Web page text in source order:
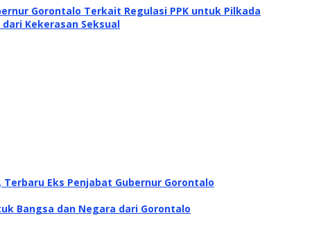
Gorontalo Terkait Regulasi PPK untuk Pilkada
Kekerasan Seksual
Eks Penjabat Gubernur Gorontalo
Bangsa dan Negara dari Gorontalo